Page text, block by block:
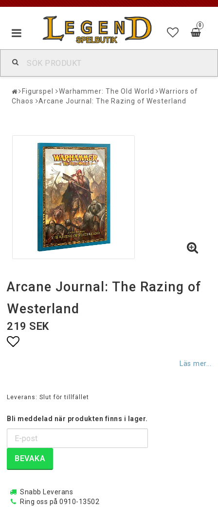
0
Figurspel Warhammer: The Old World
Warriors of
Chaos
Arcane Journal: The Razing of Westerland
Arcane Journal: The Razing of
Westerland
219 SEK
Läs mer...
Leverans: Slut för tillfället
Bli meddelad när produkten finns i lager.
BEVAKA
Snabb Leverans
Ring oss på 0910-13502